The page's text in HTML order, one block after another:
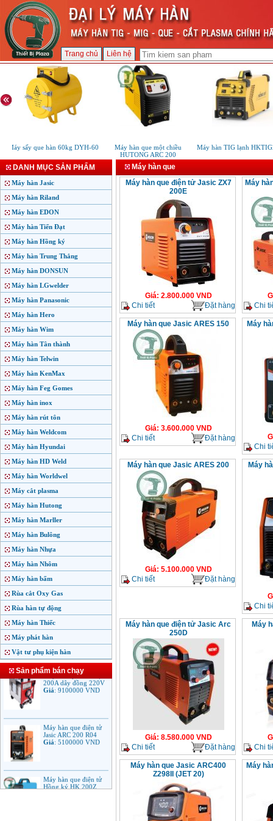
Trang chủ Liên hệ
Máy sấy que hàn 60kg DYH-60
Máy hàn que một chiều
HUTONG ARC 200
Máy hàn TIG lạnh
DANH MỤC SẢN PHẨM
Máy hàn Jasic
Máy hàn Riland
Máy hàn EDON
Máy hàn Tiến Đạt
Máy hàn Hồng ký
Máy hàn Trung Thắng
Máy hàn DONSUN
Máy hàn LGwelder
Máy hàn Panasonic
Máy hàn Hero
Máy hàn Wim
Máy hàn Tân thành
Máy hàn Telwin
Máy hàn KenMax
Máy hàn Feg Gomes
Máy hàn inox
Máy hàn rút tôn
Máy hàn Weldcom
Máy hàn Hyundai
Máy hàn HD Weld
Máy hàn Worldwel
Máy cắt plasma
Máy hàn Hutong
Máy hàn Marller
Máy hàn Bulông
Máy hàn Nhựa
Máy hàn Nhôm
Máy hàn bấm
Rùa cắt Oxy Gas
Rùa hàn tự động
Máy hàn Thiếc
Máy phát hàn
Vật tư phụ kiện hàn
Sản phẩm bán chạy
Máy hàn que tiến đạt
200A dây đồng 220V
Giá:9100000VND
Máy hàn que điện tử
Jasic ARC 200 R04
Giá:5100000 VND
Máy hàn que điện tử
Hồng ký HK 200Z
Giá:2770000VND
Máy hàn que
Máy hàn que điện tử Jasic ZX7
200E
Giá: 2.800.000VND
Chi tiết
Đặt hàng
Máy
Chi
Máy hàn que Jasic ARES 150
Giá: 3.600.000VND
Chi tiết
Đặt hàng
Máy
Chi
Máy hàn que Jasic ARES 200
Giá: 5.100.000VND
Chi tiết
Đặt hàng
Máy
Chi
Máy hàn que điện tử Jasic Arc
250D
Giá: 8.580.000VND
Chi tiết
Đặt hàng
Máy
Chi
Máy hàn que Jasic ARC400
Z298II (JET 20)
Máy